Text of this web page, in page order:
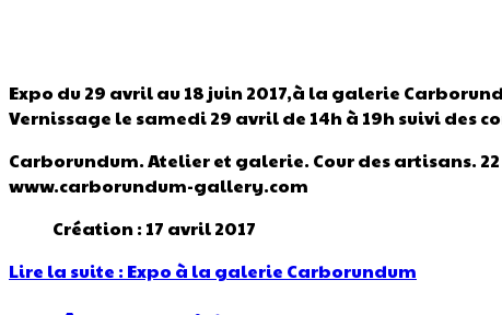
Expo du 29 avril au 18 juin 2017,à la galerie
Vernissage le samedi 29 avril de 14h à 19h suivi des
Carborundum. Atelier et galerie. Cour des artisans.
www.carborundum-gallery.com
Création : 17 avril 2017
Lire la suite : Expo à la galerie Carborundum